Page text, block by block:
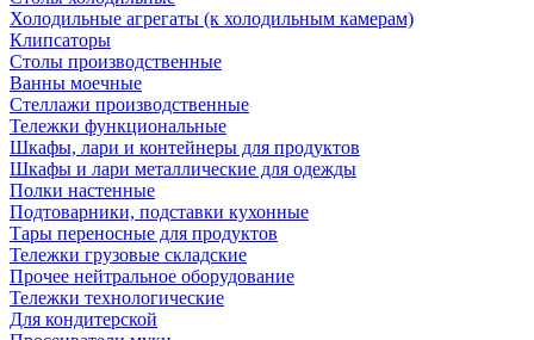
Холодильные агрегаты (к холодильным камерам)
Клипсаторы
Столы производственные
Ванны моечные
Стеллажи производственные
Тележки функциональные
Шкафы, лари и контейнеры для продуктов
Шкафы и лари металлические для одежды
Полки настенные
Подтоварники, подставки кухонные
Тары переносные для продуктов
Тележки грузовые складские
Прочее нейтральное оборудование
Тележки технологические
Для кондитерской